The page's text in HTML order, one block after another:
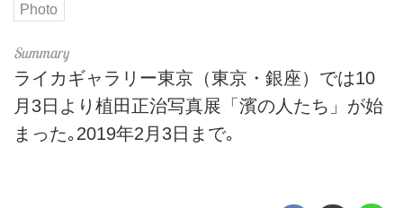
Photo
ライカギャラリー東京（東京・銀座）では10
月3日より植田正治写真展「濱の人たち」が始
まった｡2019年2月3日まで｡